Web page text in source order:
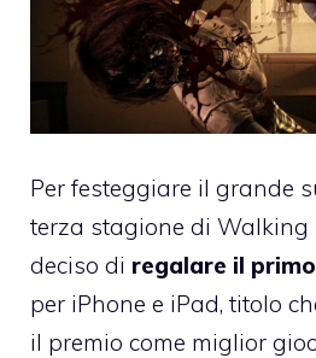
Per festeggiare il grande
terza stagione di Walking
deciso di regalare il
per iPhone e iPad, titolo
il premio come miglior